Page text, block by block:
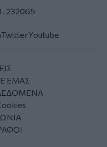
232065
TwitterYoutube
ΕΜΑΣ